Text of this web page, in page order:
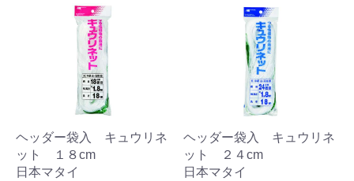
ヘッダー袋入 キュウリネ
ット １８cm
日本マタイ
ヘッダー袋入 キュウリネ
ット ２４cm
日本マタイ